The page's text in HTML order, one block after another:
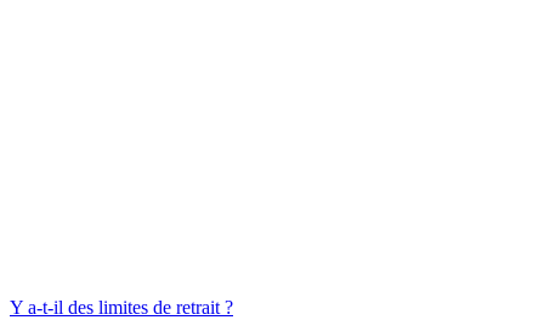
Y a-t-il des limites de retrait ?